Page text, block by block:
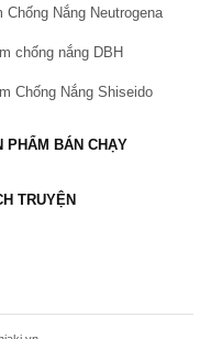
Chống Nắng Neutrogena
chống nắng DBH
Chống Nắng Shiseido
PHẨM BÁN CHẠY
TRUYỆN